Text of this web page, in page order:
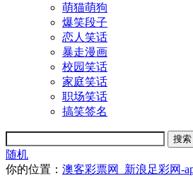
萌猫萌狗
爆笑段子
恋人笑话
暴走漫画
校园笑话
家庭笑话
职场笑话
搞笑签名
随机
你的位置： 澳客彩票网_新浪足彩网-